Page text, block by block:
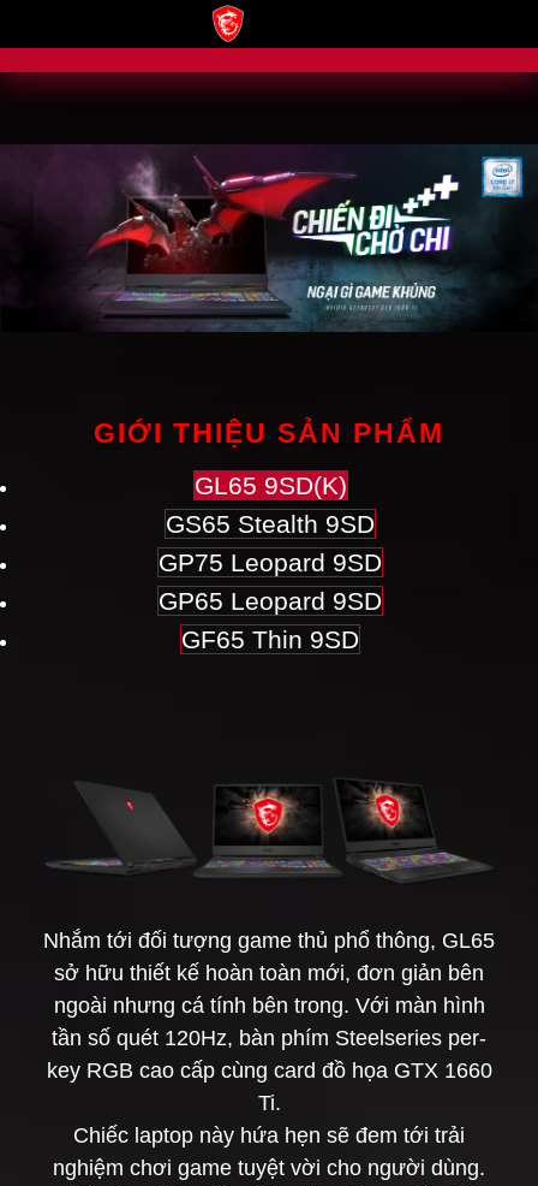
GIỚI THIỆU SẢN PHẨM
GL65 9SD(K)
GS65 Stealth 9SD
GP75 Leopard 9SD
GP65 Leopard 9SD
GF65 Thin 9SD
Nhắm tới đối tượng game thủ phổ thông, GL65
sở hữu thiết kế hoàn toàn mới, đơn giản bên
ngoài nhưng cá tính bên trong. Với màn hình
tần số quét 120Hz, bàn phím Steelseries per-
key RGB cao cấp cùng card đồ họa GTX 1660
Ti.
Chiếc laptop này hứa hẹn sẽ đem tới trải
nghiệm chơi game tuyệt vời cho người dùng.